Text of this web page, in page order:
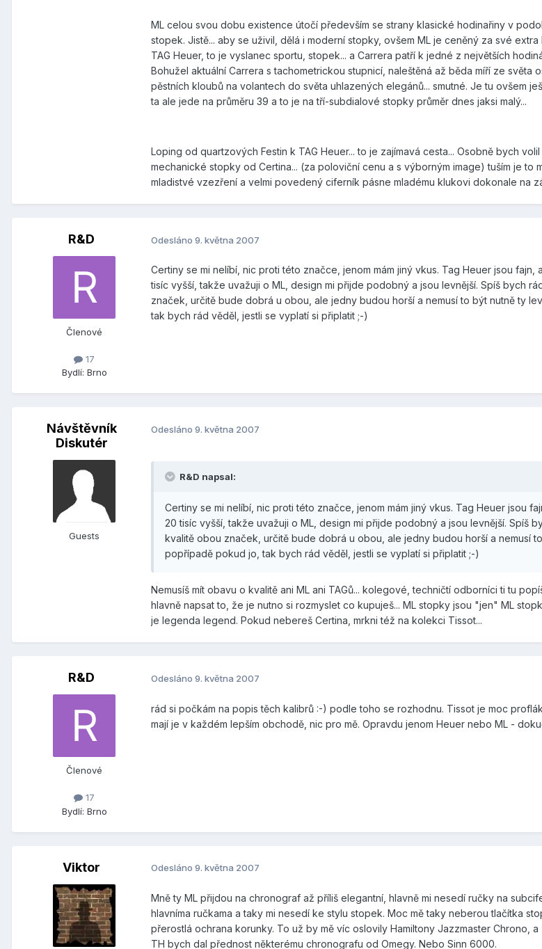
ML celou svou dobu existence útočí především se strany klasické hodinařiny v
stopek. Jistě... aby se uživil, dělá i moderní stopky, ovšem ML je ceněný za své extra
TAG Heuer, to je vyslanec sportu, stopek... a Carrera patří k jedné z největších
Bohužel aktuální Carrera s tachometrickou stupnicí, naleštěná až běda míří ze světa
pěstních kloubů na volantech do světa uhlazených elegánů... smutné. Je tu ovšem
ta ale jede na průměru 39 a to je na tří-subdialové stopky průměr dnes jaksi malý...
Loping od quartzových Festin k TAG Heuer... to je zajímavá cesta... Osobně bych
mechanické stopky od Certina... (za poloviční cenu a s výborným image) tuším je to
mladistvé vzezření a velmi povedený ciferník pásne mladému klukovi dokonale na
R&D
Členové
17
Bydlí: Brno
Odesláno 9. května 2007
Certiny se mi nelíbí, nic proti této značce, jenom mám jiný vkus. Tag Heuer jsou fajn,
tisíc vyšší, takže uvažuji o ML, design mi přijde podobný a jsou levnější. Spíš bych
značek, určitě bude dobrá u obou, ale jedny budou horší a nemusí to být nutně ty
tak bych rád věděl, jestli se vyplatí si připlatit ;-)
Návštěvník
Diskutér
Guests
Odesláno 9. května 2007
R&D napsal:
Certiny se mi nelíbí, nic proti této značce, jenom mám jiný vkus. Tag Heuer jsou
20 tisíc vyšší, takže uvažuji o ML, design mi přijde podobný a jsou levnější. Spíš
kvalitě obou značek, určitě bude dobrá u obou, ale jedny budou horší a nemusí
popřípadě pokud jo, tak bych rád věděl, jestli se vyplatí si připlatit ;-)
Nemusíš mít obavu o kvalitě ani ML ani TAGů... kolegové, techničtí odborníci ti tu
hlavně napsat to, že je nutno si rozmyslet co kupuješ... ML stopky jsou "jen" ML
je legenda legend. Pokud nebereš Certina, mrkni též na kolekci Tissot...
R&D
Členové
17
Bydlí: Brno
Odesláno 9. května 2007
rád si počkám na popis těch kalibrů :-) podle toho se rozhodnu. Tissot je moc
mají je v každém lepším obchodě, nic pro mě. Opravdu jenom Heuer nebo ML -
Viktor Odesláno 9. května 2007
Mně ty ML přijdou na chronograf až příliš elegantní, hlavně mi nesedí ručky na
hlavníma ručkama a taky mi nesedí ke stylu stopek. Moc mě taky neberou tlačítka
přerostlá ochrana korunky. To už by mě víc oslovily Hamiltony Jazzmaster Chrono, a
TH bych dal přednost některému chronografu od Omegy. Nebo Sinn 6000.